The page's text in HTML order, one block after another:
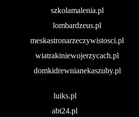
szkolamalenia.pl
lombardzeus.pl
meskastronarzeczywistosci.pl
wiatrakiniewojerzycach.pl
domkidrewnianekaszuby.pl
luiks.pl
abt24.pl